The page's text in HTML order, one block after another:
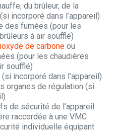
du brûleur, de la
incorporé dans l’appareil)
des fumées (pour les
à air soufflé)
de carbone ou
(pour les chaudières
soufflé)
(si incorporé dans l’appareil)
organes de régulation (si
de sécurité de l’appareil
raccordée à une VMC
individuelle équipant